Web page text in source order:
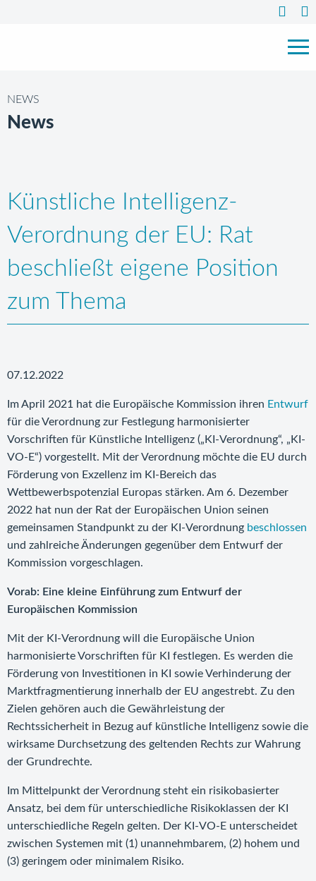
NEWS
News
Künstliche Intelligenz-
Verordnung der EU: Rat
beschließt eigene Position
zum Thema
07.12.2022
Im April 2021 hat die Europäische Kommission ihren Entwurf
für die Verordnung zur Festlegung harmonisierter
Vorschriften für Künstliche Intelligenz („KI-Verordnung“, „KI-
VO-E“) vorgestellt. Mit der Verordnung möchte die EU durch
Förderung von Exzellenz im KI-Bereich das
Wettbewerbspotenzial Europas stärken. Am 6. Dezember
2022 hat nun der Rat der Europäischen Union seinen
gemeinsamen Standpunkt zu der KI-Verordnung beschlossen
und zahlreiche Änderungen gegenüber dem Entwurf der
Kommission vorgeschlagen.
Vorab: Eine kleine Einführung zum Entwurf der
Europäischen Kommission
Mit der KI-Verordnung will die Europäische Union
harmonisierte Vorschriften für KI festlegen. Es werden die
Förderung von Investitionen in KI sowie Verhinderung der
Marktfragmentierung innerhalb der EU angestrebt. Zu den
Zielen gehören auch die Gewährleistung der
Rechtssicherheit in Bezug auf künstliche Intelligenz sowie die
wirksame Durchsetzung des geltenden Rechts zur Wahrung
der Grundrechte.
Im Mittelpunkt der Verordnung steht ein risikobasierter
Ansatz, bei dem für unterschiedliche Risikoklassen der KI
unterschiedliche Regeln gelten. Der KI-VO-E unterscheidet
zwischen Systemen mit (1) unannehmbarem, (2) hohem und
(3) geringem oder minimalem Risiko.